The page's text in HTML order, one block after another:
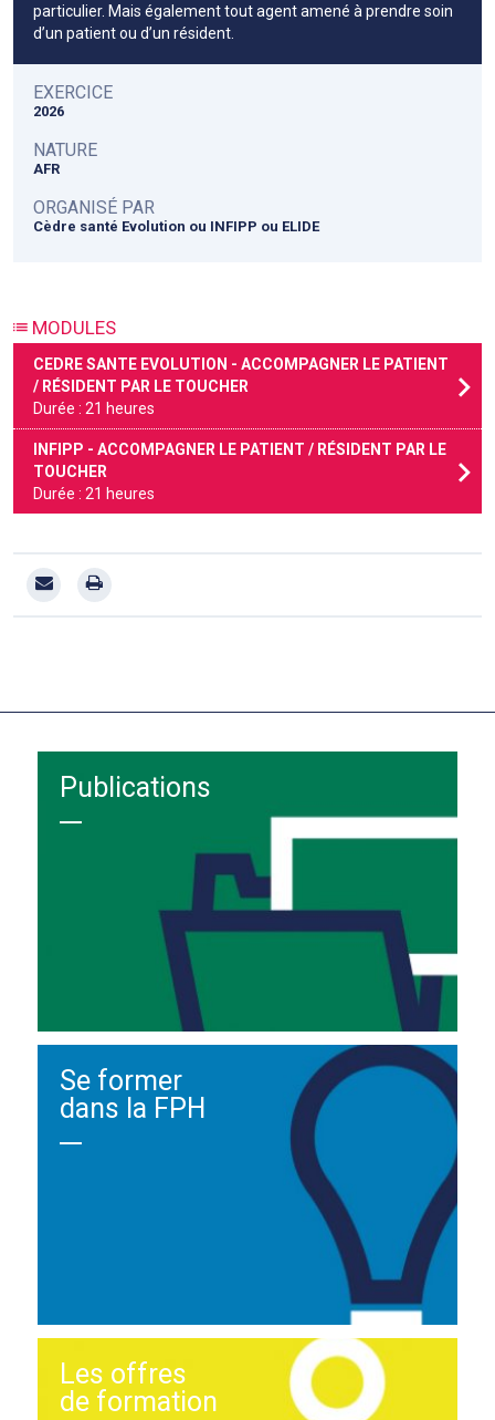
particulier. Mais également tout agent amené à prendre soin
d’un patient ou d’un résident.
EXERCICE
2026
NATURE
AFR
ORGANISÉ PAR
Cèdre santé Evolution ou INFIPP ou ELIDE
MODULES
CEDRE SANTE EVOLUTION - ACCOMPAGNER LE PATIENT
/ RÉSIDENT PAR LE TOUCHER
Durée : 21 heures
INFIPP - ACCOMPAGNER LE PATIENT / RÉSIDENT PAR LE
TOUCHER
Durée : 21 heures
Publications
Se former
dans la FPH
Les offres
de formation